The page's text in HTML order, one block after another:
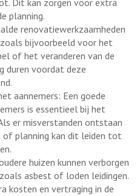
Dit kan zorgen voor extra
planning.
renovatiewerkzaamheden
bijvoorbeeld voor het
of het veranderen van de
duren voordat deze
aannemers: Een goede
is essentieel bij het
er misverstanden ontstaan
of planning kan dit leiden tot
huizen kunnen verborgen
asbest of loden leidingen.
kosten en vertraging in de